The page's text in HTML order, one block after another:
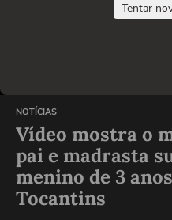
Tentar
NOTÍCIAS
Vídeo mostra o
pai e madrasta
menino de 3
Tocantins